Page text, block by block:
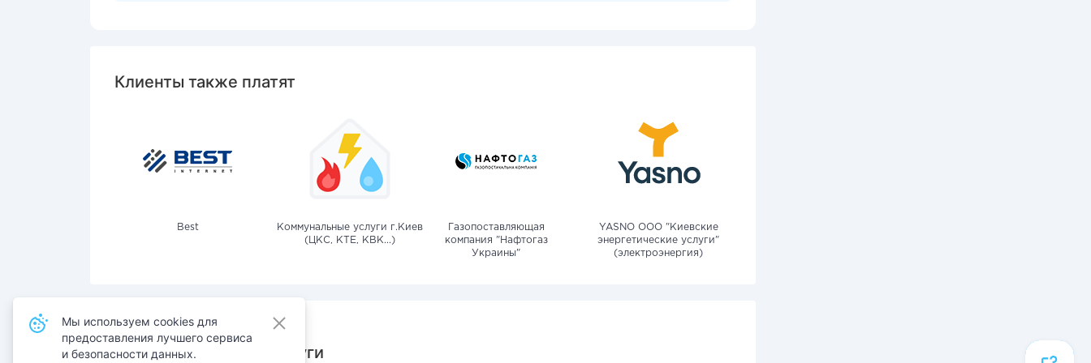
Клиенты также платят
Best
Коммунальные услуги г.Киев
(ЦКС, КТЕ, КВК...)
Газопоставляющая
компания "Нафтогаз
Украины"
YASNO OOO "Киевские
энергетические услуги"
(электроэнергия)
Также оплачивают услуги
Мы используем cookies для
предоставления лучшего сервиса
и безопасности данных.